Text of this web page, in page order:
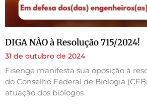
DIGA NÃO à Resolução 715/2024!
31 de outubro de 2024
Fisenge manifesta sua oposição à
do Conselho Federal de Biologia
atuação dos biólogos